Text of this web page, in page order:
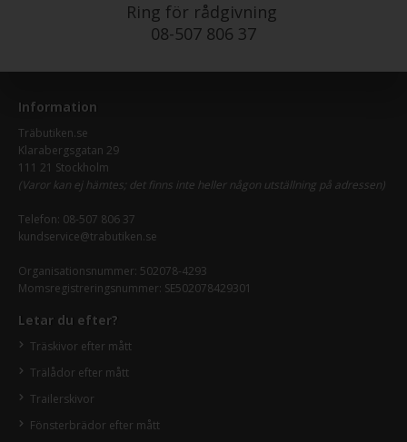
Ring för rådgivning
08-507 806 37
Information
Träbutiken.se
Klarabergsgatan 29
111 21 Stockholm
(Varor kan ej hämtes; det finns inte heller någon utställning på adressen)
Telefon: 08-507 806 37
kundservice@trabutiken.se
Organisationsnummer: 502078-4293
Momsregistreringsnummer: SE502078429301
Letar du efter?
Träskivor efter mått
Trälådor efter mått
Trailerskivor
Fönsterbrädor efter mått